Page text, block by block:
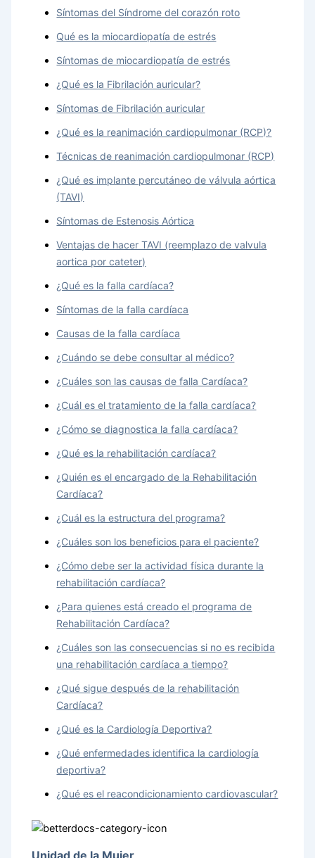
Síntomas del Síndrome del corazón roto
Qué es la miocardiopatía de estrés
Síntomas de miocardiopatía de estrés
¿Qué es la Fibrilación auricular?
Síntomas de Fibrilación auricular
¿Qué es la reanimación cardiopulmonar (RCP)?
Técnicas de reanimación cardiopulmonar (RCP)
¿Qué es implante percutáneo de válvula aórtica
(TAVI)
Síntomas de Estenosis Aórtica
Ventajas de hacer TAVI (reemplazo de valvula
aortica por cateter)
¿Qué es la falla cardíaca?
Síntomas de la falla cardíaca
Causas de la falla cardíaca
¿Cuándo se debe consultar al médico?
¿Cuáles son las causas de falla Cardíaca?
¿Cuál es el tratamiento de la falla cardíaca?
¿Cómo se diagnostica la falla cardíaca?
¿Qué es la rehabilitación cardíaca?
¿Quién es el encargado de la Rehabilitación
Cardíaca?
¿Cuál es la estructura del programa?
¿Cuáles son los beneficios para el paciente?
¿Cómo debe ser la actividad física durante la
rehabilitación cardíaca?
¿Para quienes está creado el programa de
Rehabilitación Cardíaca?
¿Cuáles son las consecuencias si no es recibida
una rehabilitación cardíaca a tiempo?
¿Qué sigue después de la rehabilitación
Cardíaca?
¿Qué es la Cardiología Deportiva?
¿Qué enfermedades identifica la cardiología
deportiva?
¿Qué es el reacondicionamiento cardiovascular?